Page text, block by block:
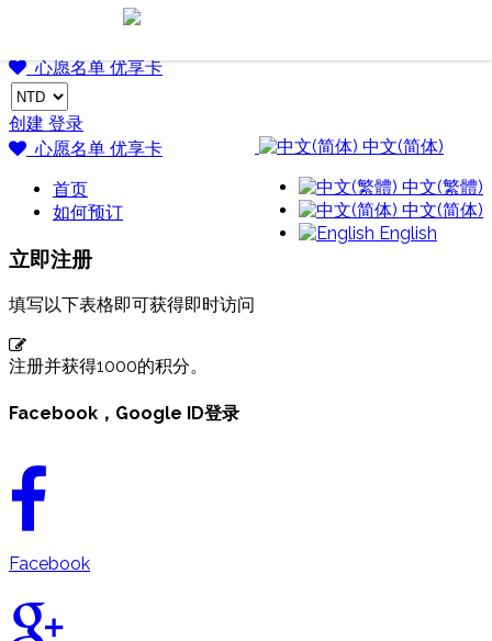
Go Japan 桃子・樂日本
心愿名单优享卡
创建 登录
中文(简体)
中文(繁體)
中文(简体)
English
心愿名单 优享卡
首页
如何预订
立即注册
填写以下表格即可获得即时访问
注册并获得1000的积分。
Facebook，Google ID登录
Facebook